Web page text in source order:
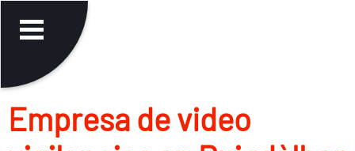
Empresa de video